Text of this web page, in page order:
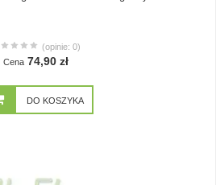
(opinie: 0)
Cena 74,90 zł
DO KOSZYKA